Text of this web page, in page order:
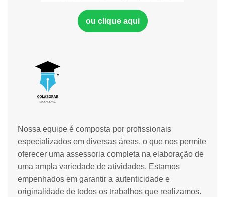
Nossa equipe é composta por profissionais
especializados em diversas áreas, o que nos permite
oferecer uma assessoria completa na elaboração de
uma ampla variedade de atividades. Estamos
empenhados em garantir a autenticidade e
originalidade de todos os trabalhos que realizamos.
ou clique aqui